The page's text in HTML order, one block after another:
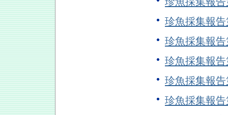
珍魚採集報
珍魚採集報
珍魚採集報
珍魚採集報
珍魚採集報